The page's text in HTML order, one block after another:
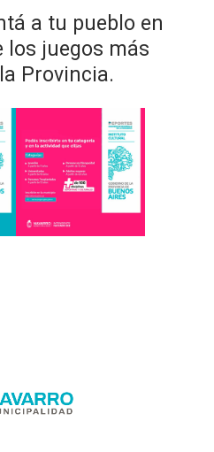
a tu pueblo en
los juegos más
Provincia.